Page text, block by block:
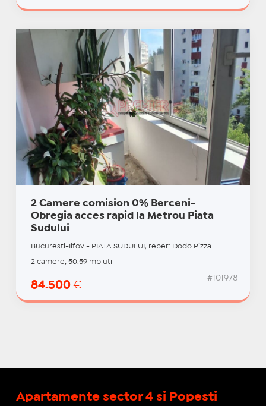
2 Camere comision 0% Berceni-
Obregia acces rapid la Metrou Piata
Sudului
Bucuresti-Ilfov - PIATA SUDULUI, reper: Dodo Pizza
2 camere, 50.59 mp utili
84.500 €
#101978
Apartamente sector 4 si Popesti